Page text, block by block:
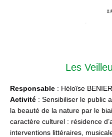
Les
Responsable : Héloïse BENIER
Activité : Sensibiliser le public
la beauté de la nature par le
caractère culturel : résidence
interventions littéraires,